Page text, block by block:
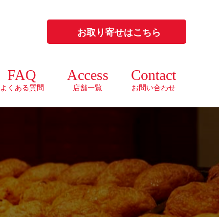
お取り寄せはこちら
FAQ
よくある質問
Access
店舗一覧
Contact
お問い合わせ